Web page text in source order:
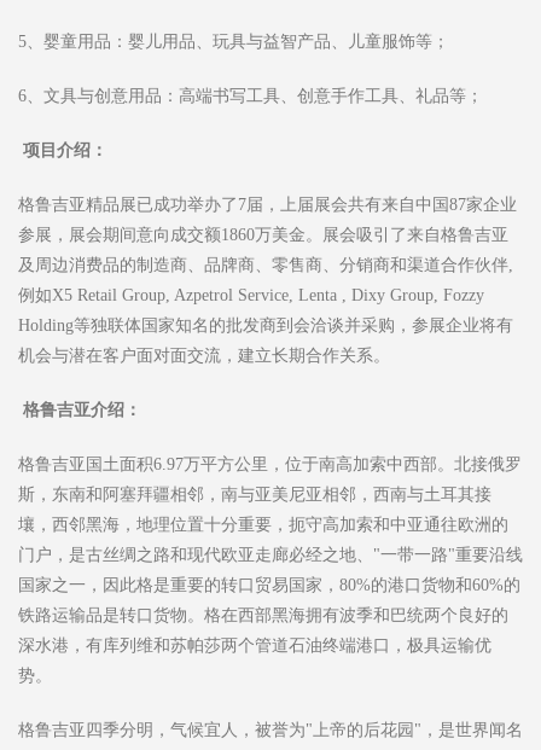
5、婴童用品：婴儿用品、玩具与益智产品、儿童服饰等；
6、文具与创意用品：高端书写工具、创意手作工具、礼品等；
项目 介绍：
格鲁吉亚精品展已成功举办了7届，上届展会共有来自中国87家企业
参展，展会期间意向成交额1860万美金。展会吸引了来自格鲁吉亚
及周边消费品的制造商、品牌商、零售商、分销商和渠道合作伙伴,
例如X5 Retail Group, Azpetrol Service, Lenta , Dixy Group, Fozzy
Holding等独联体国家知名的批发商到会洽谈并采购，参展企业将有
机会与潜在客户面对面交流，建立长期合作关系。
格鲁吉亚介绍：
格鲁吉亚国土面积6.97万平方公里，位于南高加索中西部。北接俄罗
斯，东南和阿塞拜疆相邻，南与亚美尼亚相邻，西南与土耳其接
壤，西邻黑海，地理位置十分重要，扼守高加索和中亚通往欧洲的
门户，是古丝绸之路和现代欧亚走廊必经之地、"一带一路"重要沿线
国家之一，因此格是重要的转口贸易国家，80%的港口货物和60%的
铁路运输品是转口货物。格在西部黑海拥有波季和巴统两个良好的
深水港，有库列维和苏帕莎两个管道石油终端港口，极具运输优
势。
格鲁吉亚四季分明，气候宜人，被誉为"上帝的后花园"，是世界闻名